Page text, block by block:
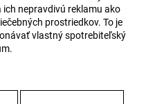
ich nepravdivú reklamu ako
prostriedkov. To je
vlastný spotrebiteľský